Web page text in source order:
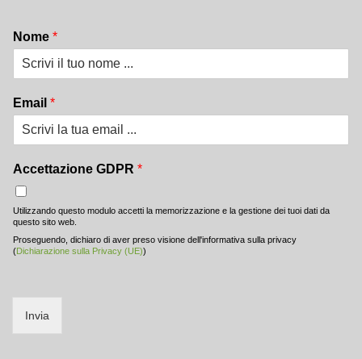
Nome *
Email *
Accettazione GDPR *
Utilizzando questo modulo accetti la memorizzazione e la gestione dei tuoi dati da
questo sito web.
Proseguendo, dichiaro di aver preso visione dell'informativa sulla privacy
(Dichiarazione sulla Privacy (UE))
Invia